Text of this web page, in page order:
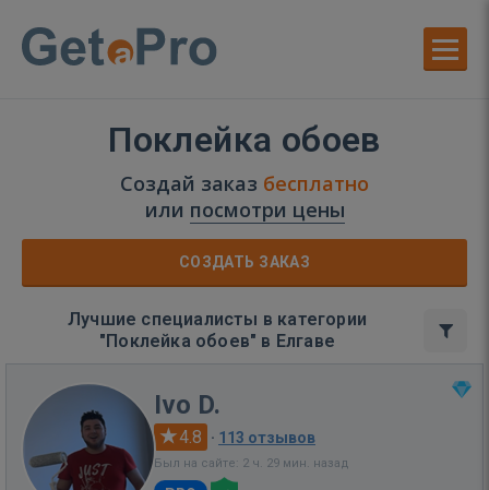
Поклейка обоев
Создай заказ бесплатно
или посмотри цены
СОЗДАТЬ ЗАКАЗ
Лучшие специалисты в категории
"Поклейка обоев" в Елгаве
Ivo D.
4.8 · 113 отзывов
Был на сайте: 2 ч. 29 мин. назад